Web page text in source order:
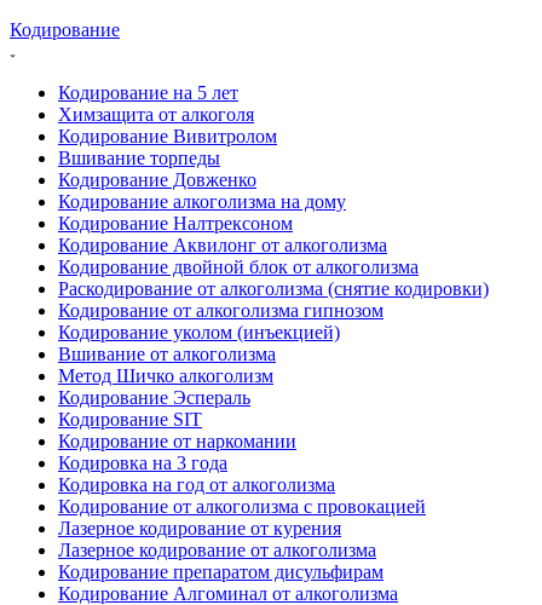
Кодирование
Кодирование на 5 лет
Химзащита от алкоголя
Кодирование Вивитролом
Вшивание торпеды
Кодирование Довженко
Кодирование алкоголизма на дому
Кодирование Налтрексоном
Кодирование Аквилонг от алкоголизма
Кодирование двойной блок от алкоголизма
Раскодирование от алкоголизма (снятие кодировки)
Кодирование от алкоголизма гипнозом
Кодирование уколом (инъекцией)
Вшивание от алкоголизма
Метод Шичко алкоголизм
Кодирование Эспераль
Кодирование SIT
Кодирование от наркомании
Кодировка на 3 года
Кодировка на год от алкоголизма
Кодирование от алкоголизма с провокацией
Лазерное кодирование от курения
Лазерное кодирование от алкоголизма
Кодирование препаратом дисульфирам
Кодирование Алгоминал от алкоголизма